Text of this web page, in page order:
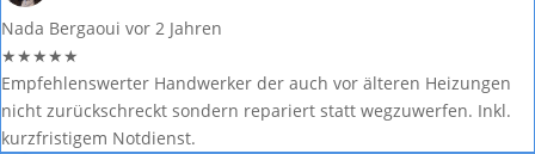
Nada Bergaoui vor 2 Jahren
★★★★★
Empfehlenswerter Handwerker der auch vor älteren Heizungen
nicht zurückschreckt sondern repariert statt wegzuwerfen. Inkl.
kurzfristigem Notdienst.